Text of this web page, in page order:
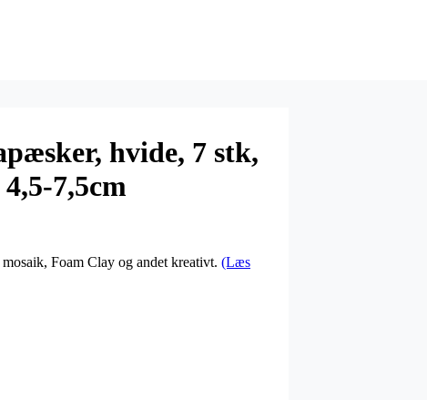
hvide, 7 stk,
7,5cm
Foam Clay og andet kreativt. (Læs